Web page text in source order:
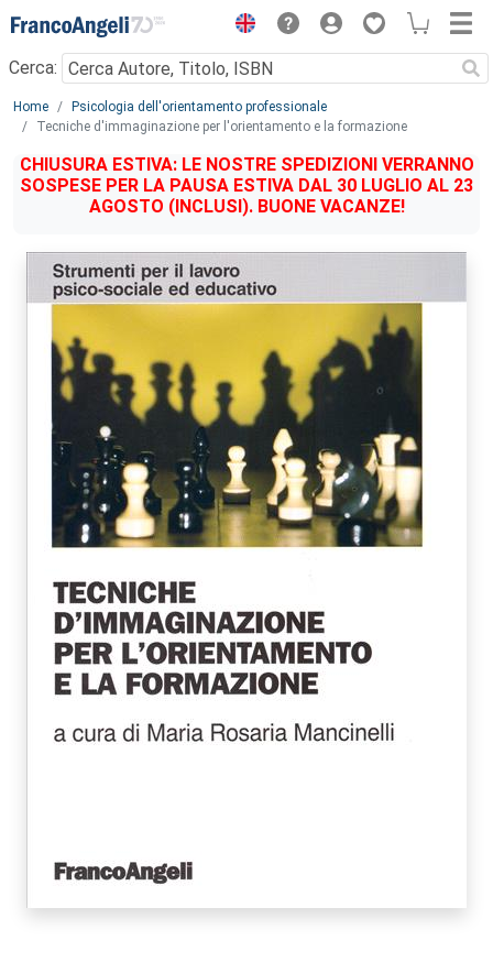
Menu
Cerca:
Main content
Home
Psicologia dell'orientamento professionale
Tecniche d'immaginazione per l'orientamento e la formazione
CHIUSURA ESTIVA: LE NOSTRE SPEDIZIONI VERRANNO
SOSPESE PER LA PAUSA ESTIVA DAL 30 LUGLIO AL 23
AGOSTO (INCLUSI). BUONE VACANZE!